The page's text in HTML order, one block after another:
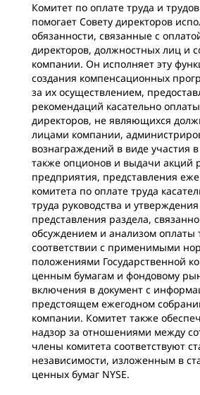
Комитет по оплате труда и
помогает Совету директоров
обязанности, связанные с
директоров, должностных лиц и
компании. Он исполняет эту
создания компенсационных
за их осуществлением,
рекомендаций касательно
директоров, не являющихся
лицами компании,
вознаграждений в виде участия
также опционов и выдачи акций
предприятия, представления
комитета по оплате труда
труда руководства и
представления раздела,
обсуждением и анализом оплаты
соответствии с применимыми
положениями Государственной
ценным бумагам и фондовому
включения в документ с
предстоящем ежегодном
компании. Комитет также
надзор за отношениями между
члены комитета соответствуют
независимости, изложенным в
ценных бумаг NYSE.